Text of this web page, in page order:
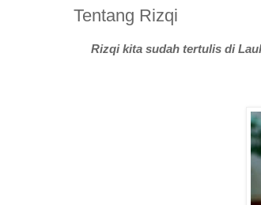
Tentang Rizqi
Rizqi kita sudah tertulis di